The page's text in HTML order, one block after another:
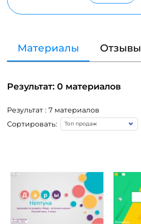
Материалы Отзывы
Результат: 0 материалов
Результат : 7 материалов
Сортировать: